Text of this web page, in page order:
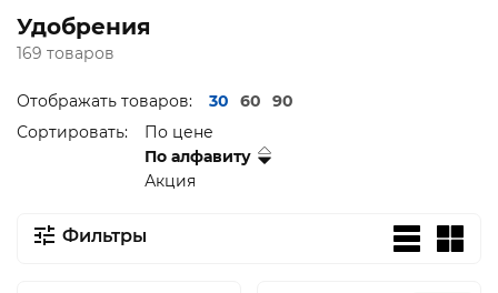
Удобрения
169 товаров
Отображать товаров: 30 60
90
Сортировать:
По цене
По алфавиту
Акция
Фильтры